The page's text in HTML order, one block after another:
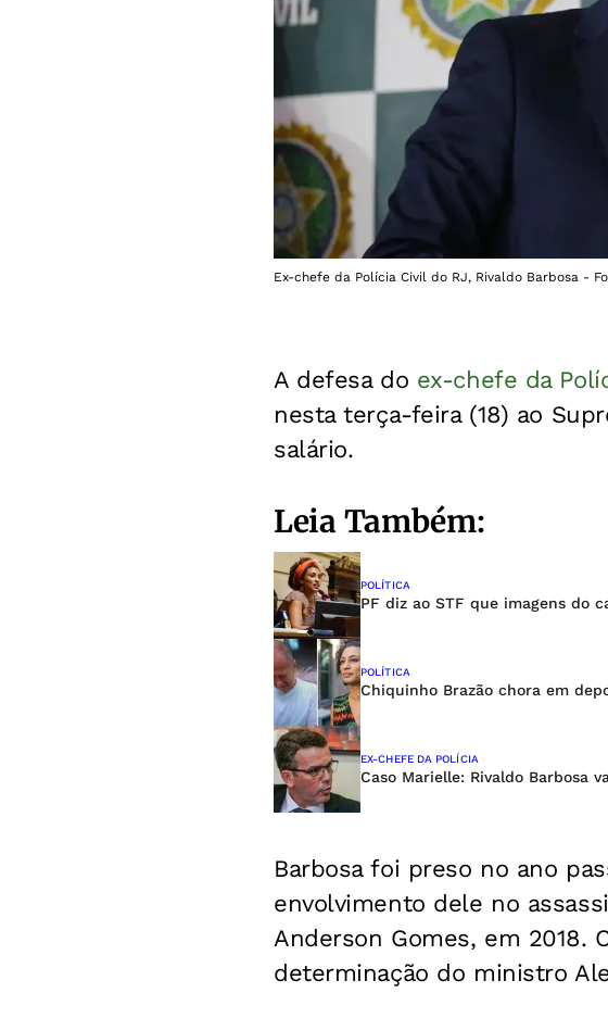
Ex-chefe da Polícia Civil do RJ, Rivaldo Barbosa -
A defesa do ex-chefe da
nesta terça-feira (18) ao
salário.
Leia Também:
POLÍTICA
PF diz ao STF que imagens do
POLÍTICA
Chiquinho Brazão chora em
EX-CHEFE DA POLÍCIA
Caso Marielle: Rivaldo Barbosa
Barbosa foi preso no ano
envolvimento dele no
Anderson Gomes, em 2018.
determinação do ministro